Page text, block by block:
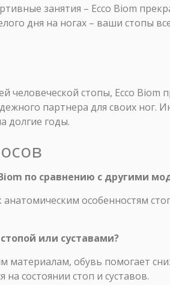
занятия – Ecco Biom
дня на ногах – ваши стопы
стопы, Ecco Biom
партнера для своих ног.
долгие годы.
по сравнению с другими
особенностям
или суставами?
материалам, обувь помогает
состоянии стоп и суставов.